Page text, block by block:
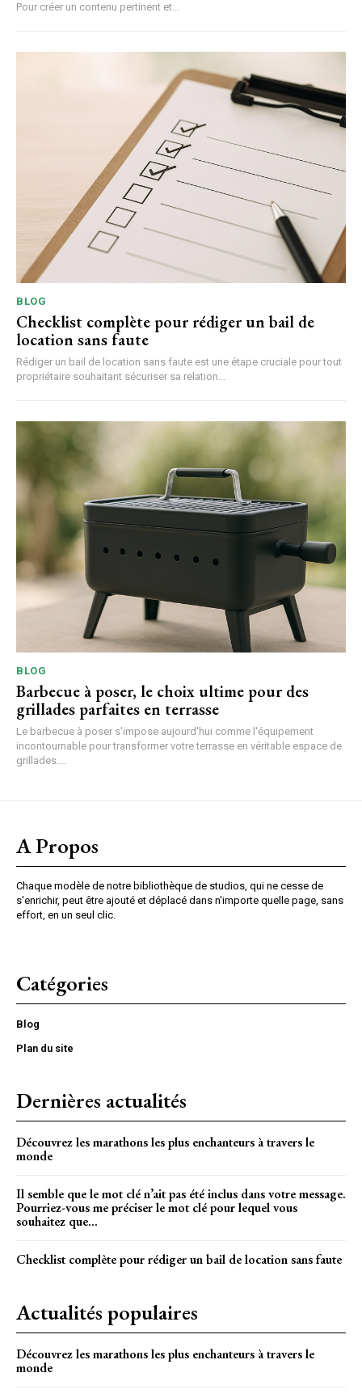
Pour créer un contenu pertinent et...
BLOG
Checklist complète pour rédiger un bail de
location sans faute
Rédiger un bail de location sans faute est une étape cruciale pour tout
propriétaire souhaitant sécuriser sa relation...
BLOG
Barbecue à poser, le choix ultime pour des
grillades parfaites en terrasse
Le barbecue à poser s'impose aujourd'hui comme l'équipement
incontournable pour transformer votre terrasse en véritable espace de
grillades....
A Propos
Chaque modèle de notre bibliothèque de studios, qui ne cesse de
s'enrichir, peut être ajouté et déplacé dans n'importe quelle page, sans
effort, en un seul clic.
Catégories
Blog
Plan du site
Dernières actualités
Découvrez les marathons les plus enchanteurs à travers le
monde
Il semble que le mot clé n’ait pas été inclus dans votre message.
Pourriez-vous me préciser le mot clé pour lequel vous
souhaitez que...
Checklist complète pour rédiger un bail de location sans faute
Actualités populaires
Découvrez les marathons les plus enchanteurs à travers le
monde